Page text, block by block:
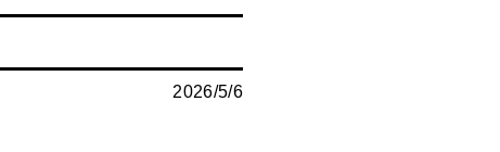
2026/5/6